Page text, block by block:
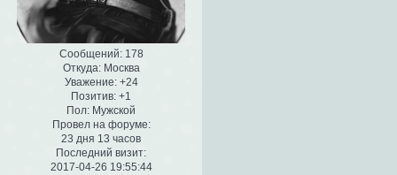
Сообщений:178
Откуда:Москва
Уважение: +24
Позитив: +1
Пол: Мужской
Провел на форуме:
23 дня 13 часов
Последний визит:
2017-04-26 19:55:44